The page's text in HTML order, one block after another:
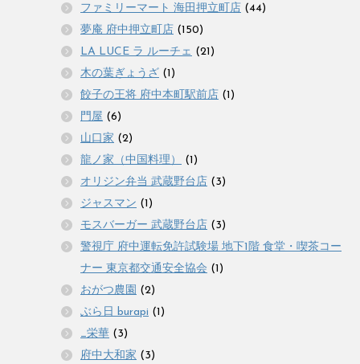
ファミリーマート 海田押立町店 (44)
夢庵 府中押立町店 (150)
LA LUCE ラ ルーチェ (21)
木の葉ぎょうざ (1)
餃子の王将 府中本町駅前店 (1)
門屋 (6)
山口家 (2)
龍ノ家（中国料理）
(1)
オリジン弁当 武蔵野台店 (3)
ジャスマン (1)
モスバーガー 武蔵野台店 (3)
警視庁 府中運転免許試験場 地下1階 食堂・喫茶コー
ナー 東京都交通安全協会 (1)
おがつ農園 (2)
ぶら日 burapi (1)
_栄華 (3)
府中大和家 (3)